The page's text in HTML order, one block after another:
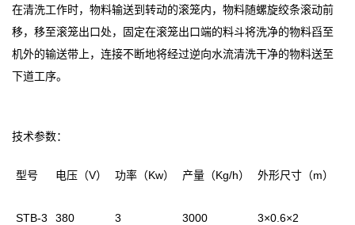
在清洗工作时，物料输送到转动的滚笼内，物料随螺旋绞条滚动前
移，移至滚笼出口处，固定在滚笼出口端的料斗将洗净的物料舀至
机外的输送带上，连接不断地将经过逆向水流清洗干净的物料送至
下道工序。
技术参数：
型号 电压（V） 功率（Kw） 产量（Kg/h） 外形尺寸（m）
STB-3 380 3 3000 3×0.6×2